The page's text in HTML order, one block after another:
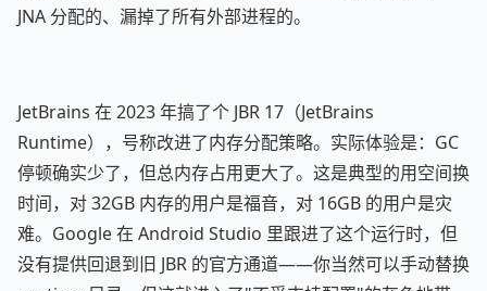
JNA 分配的、漏掉了所有外部进程的。
JetBrains 在 2023 年搞了个 JBR 17（JetBrains
Runtime），号称改进了内存分配策略。实际体验是：GC
停顿确实少了，但总内存占用更大了。这是典型的用空间换
时间，对 32GB 内存的用户是福音，对 16GB 的用户是灾
难。Google 在 Android Studio 里跟进了这个运行时，但
没有提供回退到旧 JBR 的官方通道——你当然可以手动替换